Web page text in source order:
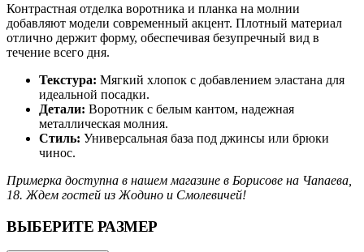
Контрастная отделка воротника и планка на молнии
добавляют модели современный акцент. Плотный материал
отлично держит форму, обеспечивая безупречный вид в
течение всего дня.
Текстура: Мягкий хлопок с добавлением эластана для
идеальной посадки.
Детали: Воротник с белым кантом, надежная
металлическая молния.
Стиль: Универсальная база под джинсы или брюки
чинос.
Примерка доступна в нашем магазине в Борисове на Чапаева,
18. Ждем гостей из Жодино и Смолевичей!
ВЫБЕРИТЕ РАЗМЕР